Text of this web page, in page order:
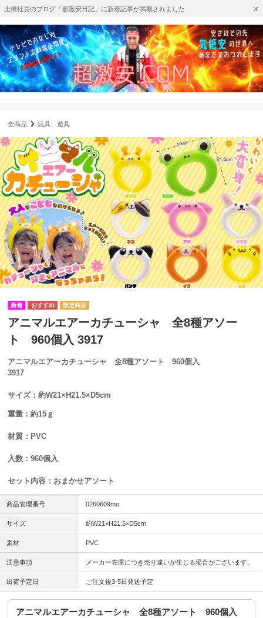
土橋社長のブログ「超激安日記」に新着記事が掲載されました
全商品 玩具、遊具
アニマルエアーカチューシャ 全8種アソー
ト 960個入 3917
アニマルエアーカチューシャ 全8種アソート 960個入
3917
サイズ：約W21×H21.5×D5cm
重量：約15ｇ
材質：PVC
入数：960個入
セット内容：おまかせアソート
商品管理番号 0260609mo
サイズ 約W21×H21.5×D5cm
素材 PVC
注意事項 メーカー在庫につき売り違いが生じる場合がございます。
出荷予定日 ご注文後3-5日発送予定
アニマルエアーカチューシャ 全8種アソート 960個入